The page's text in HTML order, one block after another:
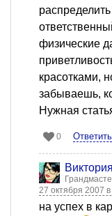
физические
красотками,
забываешь,
Нужная
0 Ответить
27 октября 2007
на успех в